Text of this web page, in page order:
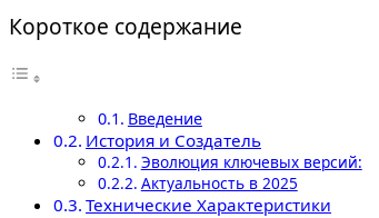
Короткое содержание
Введение
История и Создатель
Эволюция ключевых версий:
Актуальность в 2025
Технические Характеристики